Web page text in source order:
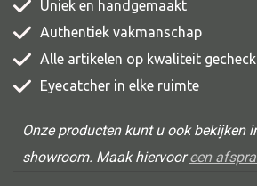
Fautteuil
Barstoel
Uniek en handgemaakt
Authentiek vakmanschap
Alle artikelen op kwaliteit
Eyecatcher in elke ruimte
Onze producten kunt u ook bekijken
showroom. Maak hiervooreen